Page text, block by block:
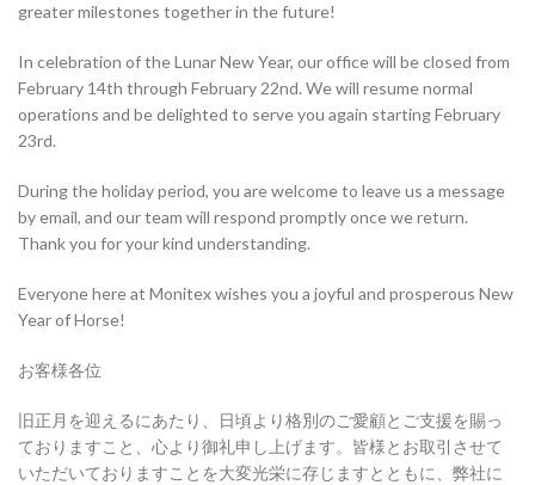
greater milestones together in the future!
In celebration of the Lunar New Year, our office will be closed from
February 14th through February 22nd. We will resume normal
operations and be delighted to serve you again starting February
23rd.
During the holiday period, you are welcome to leave us a message
by email, and our team will respond promptly once we return.
Thank you for your kind understanding.
Everyone here at Monitex wishes you a joyful and prosperous New
Year of Horse!
お客様各位
旧正月を迎えるにあたり、日頃より格別のご愛顧とご支援を賜っ
ておりますこと、心より御礼申し上げます。皆様とお取引させて
いただいておりますことを大変光栄に存じますとともに、弊社に